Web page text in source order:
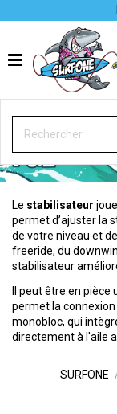
Le stabilisateur
permet d’ajuster la
de votre niveau et
freeride, du
stabilisateur
Il peut être en pièce
permet la
monobloc, qui
directement à l'aile
SURFONE